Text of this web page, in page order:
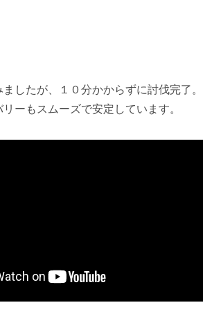
したが、 １０分かからずに討伐完了 。
ーもスムーズで安定しています。